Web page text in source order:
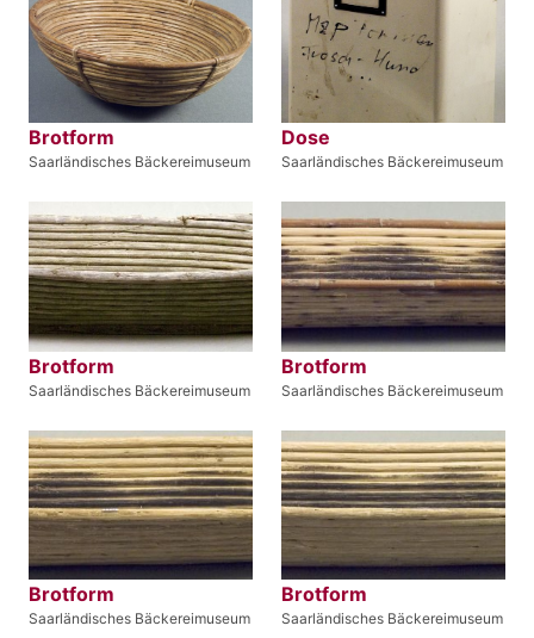
Brotform
Saarländisches Bäckereimuseum
Dose
Saarländisches Bäckereimuseum
Brotform
Saarländisches Bäckereimuseum
Brotform
Saarländisches Bäckereimuseum
Brotform
Saarländisches Bäckereimuseum
Brotform
Saarländisches Bäckereimuseum